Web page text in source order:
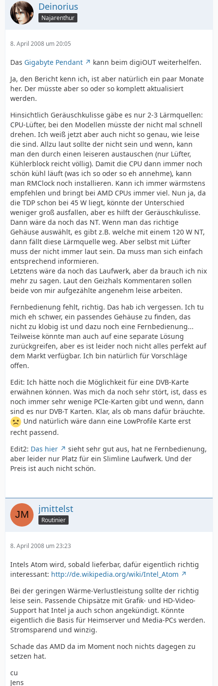
Deinorius
Najarenthur
8. April 2008 um 20:05
Das Gigabyte Pendant
kann beim digiOUT weiterhelfen.
Ja, den Bericht kenn ich, ist aber natürlich ein paar Monate
her. Der müsste aber so oder so komplett aktualisiert
werden.
Hinsichtlich Geräuschkulisse gäbe es nur 2-3 Lärmquellen:
CPU-Lüfter, bei den Modellen müsste der nicht mal schnell
drehen. Ich weiß jetzt aber auch nicht so genau, wie leise
die sind. Allzu laut sollte der nicht sein und wenn, kann
man den durch einen leiseren austauschen (nur Lüfter,
Kühlerblock reicht völlig). Damit die CPU dann immer noch
schön kühl läuft (was ich so oder so eh annehme), kann
man RMClock noch installieren. Kann ich immer wärmstens
empfehlen und bringt bei AMD CPUs immer viel. Nun ja, da
die TDP schon bei 45 W liegt, könnte der Unterschied
weniger groß ausfallen, aber es hilft der Geräuschkulisse.
Dann wäre da noch das NT. Wenn man das richtige
Gehäuse auswählt, es gibt z.B. welche mit einem 120 W NT,
dann fällt diese Lärmquelle weg. Aber selbst mit Lüfter
muss der nicht immer laut sein. Da muss man sich einfach
entsprechend informieren.
Letztens wäre da noch das Laufwerk, aber da brauch ich nix
mehr zu sagen. Laut den Geizhals Kommentaren sollen
beide von mir aufgezählte angenehm leise arbeiten.
Fernbedienung fehlt, richtig. Das hab ich vergessen. Ich tu
mich eh schwer, ein passendes Gehäuse zu finden, das
nicht zu klobig ist und dazu noch eine Fernbedienung...
Teilweise könnte man auch auf eine separate Lösung
zurückgreifen, aber es ist leider noch nicht alles perfekt auf
dem Markt verfügbar. Ich bin natürlich für Vorschläge
offen.
Edit: Ich hätte noch die Möglichkeit für eine DVB-Karte
erwähnen können. Was mich da noch sehr stört, ist, dass es
noch immer sehr wenige PCIe-Karten gibt und wenn, dann
sind es nur DVB-T Karten. Klar, als ob mans dafür bräuchte.
Und natürlich wäre dann eine LowProfile Karte erst
recht passend.
Edit2: Das hier
sieht sehr gut aus, hat ne Fernbedienung,
aber leider nur Platz für ein Slimline Laufwerk. Und der
Preis ist auch nicht schön.
jmittelst
Routinier
8. April 2008 um 23:23
Intels Atom wird, sobald lieferbar, dafür eigentlich richtig
interessant: http://de.wikipedia.org/wiki/Intel_Atom
Bei der geringen Wärme-Verlustleistung sollte der richtig
leise sein. Passende Chipsätze mit Grafik- und HD-Video-
Support hat Intel ja auch schon angekündigt. Könnte
eigentlich die Basis für Heimserver und Media-PCs werden.
Stromsparend und winzig.
Schade das AMD da im Moment noch nichts dagegen zu
setzen hat.
cu
Jens